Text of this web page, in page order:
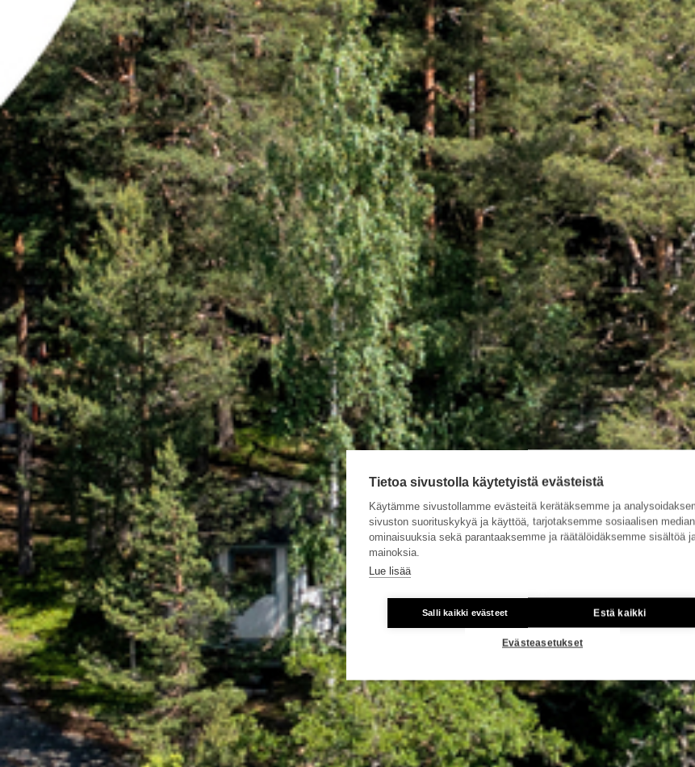
Tietoa sivustolla käytetyistä evästeistä
Käytämme sivustollamme evästeitä kerätäksemme ja
sivuston suorituskykyä ja käyttöä, tarjotaksemme sosiaalisen median
ominaisuuksia sekä parantaaksemme ja räätälöidäksemme sisältöä
mainoksia.
Lue lisää
Salli kaikki evästeet Estä kaikki
Evästeasetukset